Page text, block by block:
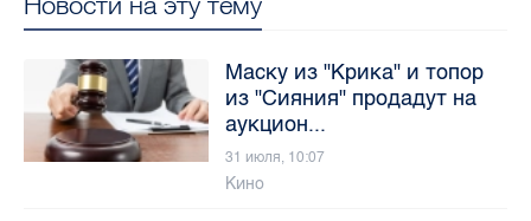
Маску из "Крика" и топор
из "Сияния" продадут на
аукцион...
31 июля, 10:07
Кино